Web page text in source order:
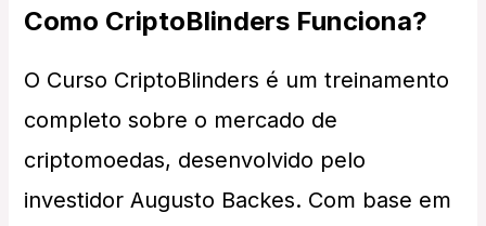
Como CriptoBlinders Funciona?
O Curso CriptoBlinders é um treinamento
completo sobre o mercado de
criptomoedas, desenvolvido pelo
investidor Augusto Backes. Com base em